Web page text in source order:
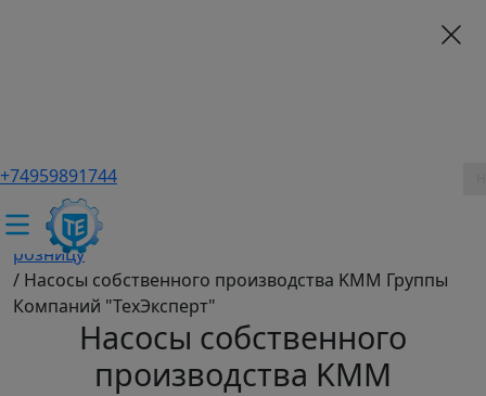
+74959891744
ТЕХЭКСПЕРТ российский производитель частотные
преобразователи, насосы, и вентиляция
/Промышленное оборудование купить оптом и в
розницу
/ Насосы собственного производства KMM Группы
Компаний "ТехЭксперт"
Насосы собственного
производства KMM